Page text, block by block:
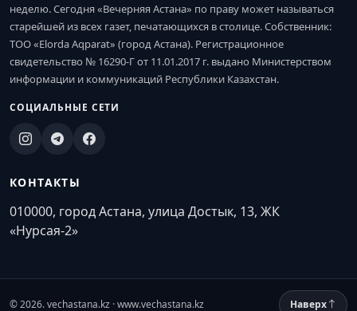
неделю. Сегодня «Вечерняя Астана» по праву может называться
старейшей из всех газет, печатающихся в столице. Собственник:
ТОО «Elorda Aqparat» (город Астана). Регистрационное
свидетельство № 16290-Г от 11.01.2017 г. выдано Министерством
информации и коммуникаций Республики Казахстан.
СОЦИАЛЬНЫЕ СЕТИ
КОНТАКТЫ
010000, город Астана, улица Достык, 13, ЖК
«Нурсая-2»
© 2026. vechastana.kz · www.vechastana.kz Наверх